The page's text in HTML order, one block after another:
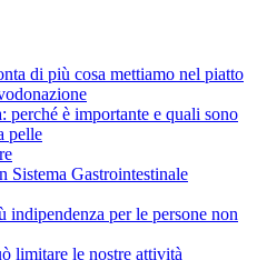
di più cosa mettiamo nel piatto
perché è importante e quali sono
pelle
Sistema Gastrointestinale
indipendenza per le persone non
limitare le nostre attività